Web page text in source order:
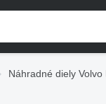
Náhradné diely Volvo